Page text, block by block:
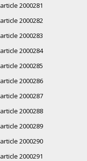
article 2000281
article 2000282
article 2000283
article 2000284
article 2000285
article 2000286
article 2000287
article 2000288
article 2000289
article 2000290
article 2000291